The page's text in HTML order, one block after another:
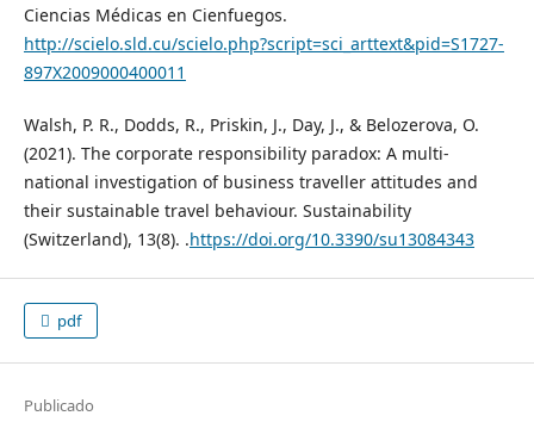
Ciencias Médicas en Cienfuegos.
http://scielo.sld.cu/scielo.php?script=sci_arttext&pid=S1727-
897X2009000400011
Walsh, P. R., Dodds, R., Priskin, J., Day, J., & Belozerova, O.
(2021). The corporate responsibility paradox: A multi-
national investigation of business traveller attitudes and
their sustainable travel behaviour. Sustainability
(Switzerland), 13(8). .https://doi.org/10.3390/su13084343
pdf
Publicado